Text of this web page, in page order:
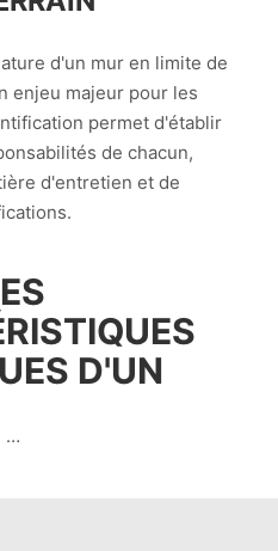
d'un mur en limite de
enjeu majeur pour les
permet d'établir
de chacun,
d'entretien et de
D'UN
…